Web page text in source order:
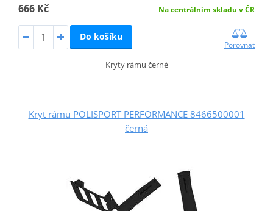
666 Kč Na centrálním skladu v ČR
Do košíku
Porovnat
Kryty rámu černé
Kryt rámu POLISPORT PERFORMANCE 8466500001
černá